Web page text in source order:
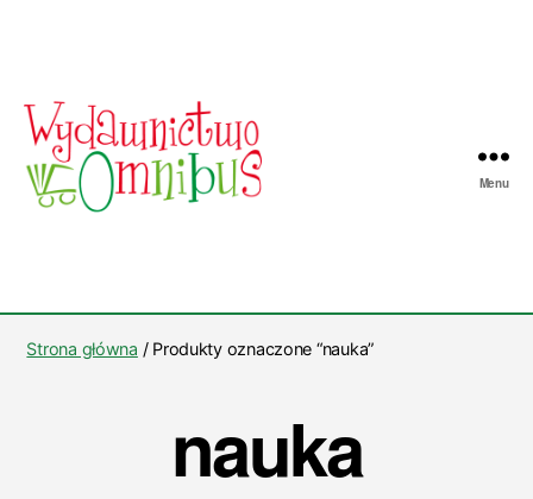
Omnibus
Menu
Strona główna / Produkty oznaczone “nauka”
nauka